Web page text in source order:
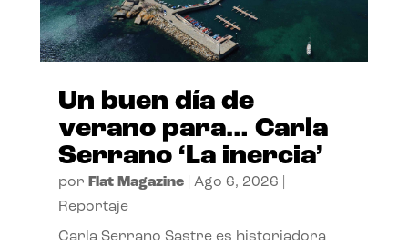
Un buen día de
verano para… Carla
Serrano ‘La inercia’
por Flat Magazine| Ago 6, 2026
Reportaje
Carla Serrano Sastre es historiadora